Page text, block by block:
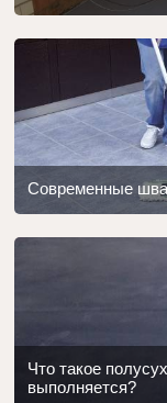
Современные
Что такое
выполняется?